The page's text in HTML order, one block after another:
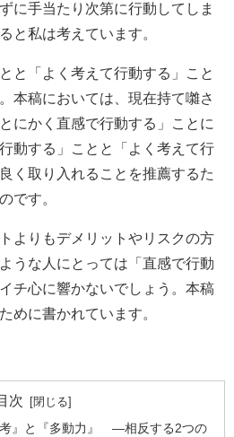
に手当たり次第に行動してしま
と私は考えています。
と「よく考えて行動する」こと
本稿においては、現在持て囃さ
にかく直感で行動する」ことに
動する」ことと「よく考えて行
く取り入れることを推薦するた
です。
よりもデメリットやリスクの方
うな人にとっては「直感で行動
チ心に響かないでしょう。本稿
めに書かれています。
次
考』と『多動力』 ―相反する2つの